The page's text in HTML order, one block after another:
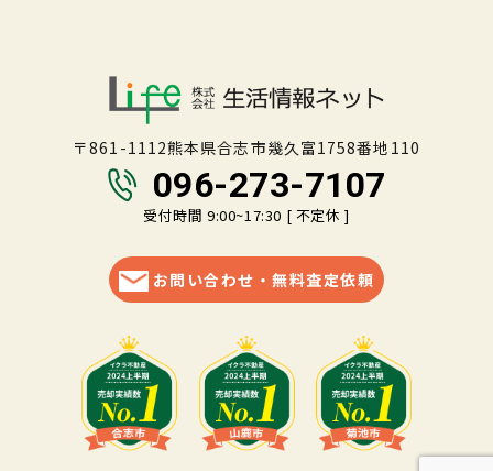
〒861-1112熊本県合志市幾久富1758番地110
096-273-7107
受付時間 9:00~17:30 [ 不定休 ]
お問い合わせ・無料査定依頼